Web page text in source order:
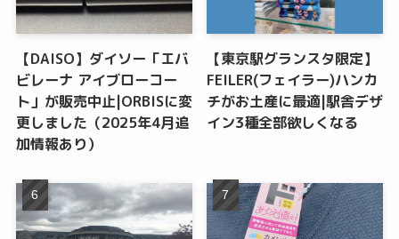
【DAISO】ダイソー「エバ
ビレーナ アイブローコー
ト」が販売中止|ORBISに変
更しました（2025年4月追
加情報あり）
【東京駅グランスタ限定】
FEILER(フェイラー)ハンカ
チがお土産に最適|駅舎デザ
イン3種全部欲しくなる